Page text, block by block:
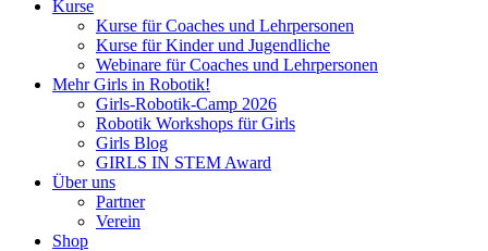
Kurse
Kurse für Coaches und Lehrpersonen
Kurse für Kinder und Jugendliche
Webinare für Coaches und Lehrpersonen
Mehr Girls in Robotik!
Girls-Robotik-Camp 2026
Robotik Workshops für Girls
Girls Blog
GIRLS IN STEM Award
Über uns
Partner
Verein
Shop